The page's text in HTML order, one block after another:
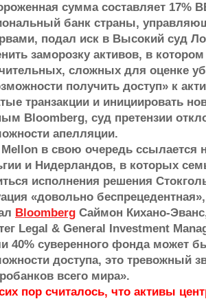
сумма составляет 17%
банк страны,
подал иск в Высокий суд
заморозку активов, в
сложных для оценке
получить доступ» к
транзакции и инициировать
Bloomberg, суд претензии
апелляции.
Mellon в свою очередь ссылается
и Нидерландов, в которых
исполнения решения
«довольно беспрецедентная»,
Bloomberg Cаймон Кихано-
Legal & General Investment
40% суверенного фонда может
доступа, это тревожный
всего мира».
пор считалось, что активы